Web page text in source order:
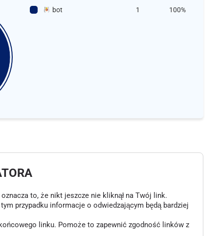
bot 1 100%
to, że nikt jeszcze nie kliknął na Twój link.
przypadku informacje o odwiedzającym będą bardziej
linku. Pomoże to zapewnić zgodność linków z